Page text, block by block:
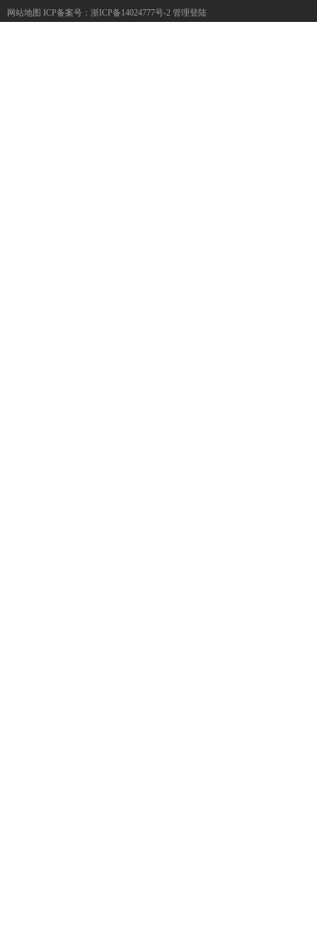
网站地图 ICP备案号： 浙ICP备14024777号-2 管理登陆